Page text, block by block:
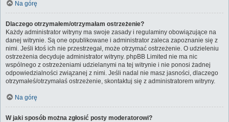
Na górę
Dlaczego otrzymałem/otrzymałam ostrzeżenie?
Każdy administrator witryny ma swoje zasady i regulaminy obowiązujące na
danej witrynie. Są one opublikowane i administrator zaleca zapoznanie się z
nimi. Jeśli ktoś ich nie przestrzegał, może otrzymać ostrzeżenie. O udzieleniu
ostrzeżenia decyduje administrator witryny. phpBB Limited nie ma nic
wspólnego z ostrzeżeniami udzielanymi na tej witrynie i nie ponosi żadnej
odpowiedzialności związanej z nimi. Jeśli nadal nie masz jasności, dlaczego
otrzymałeś/otrzymałaś ostrzeżenie, skontaktuj się z administratorem witryny.
Na górę
W jaki sposób można zgłosić posty moderatorowi?